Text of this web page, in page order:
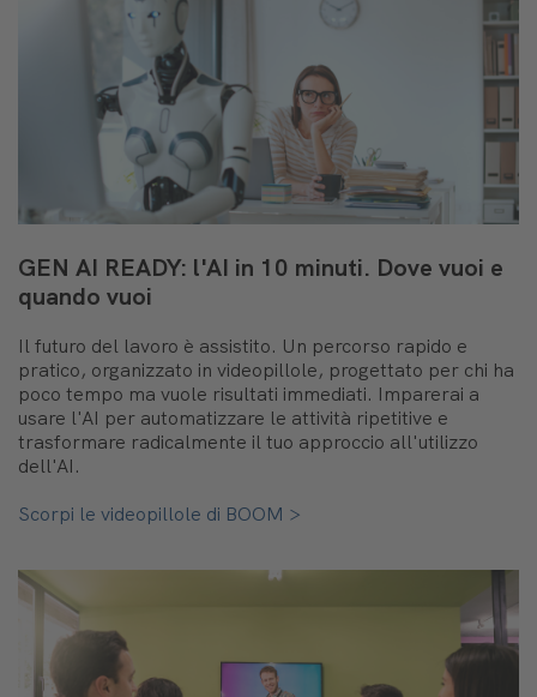
GEN AI READY: l'AI in 10 minuti. Dove vuoi e
quando vuoi
Il futuro del lavoro è assistito. Un percorso rapido e
pratico, organizzato in videopillole, progettato per chi ha
poco tempo ma vuole risultati immediati. Imparerai a
usare l'AI per automatizzare le attività ripetitive e
trasformare radicalmente il tuo approccio all'utilizzo
dell'AI.
Scorpi le videopillole di BOOM >